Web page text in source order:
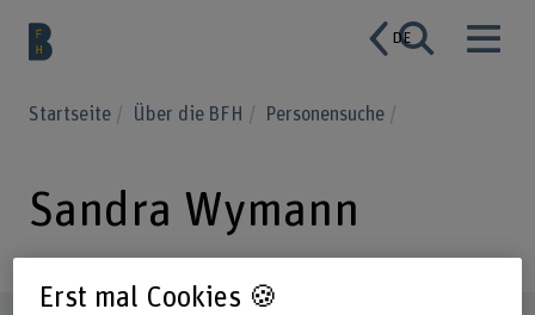
DE
Startseite Über die BFH Personensuche
Sandra Wymann
Erst mal Cookies 🍪